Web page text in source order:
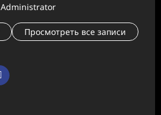
Administrator
Просмотреть все записи